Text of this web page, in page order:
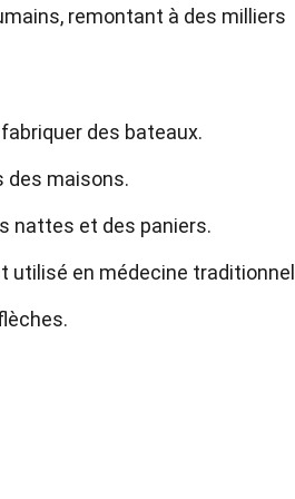
remontant à des milliers
des bateaux.
des maisons.
nattes et des paniers.
utilisé en médecine